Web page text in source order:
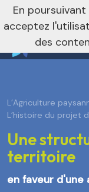
nivo_2026: 1
L’Agriculture
L’histoire du projet
Une
territoire
en faveur d'une
En
acceptez
des